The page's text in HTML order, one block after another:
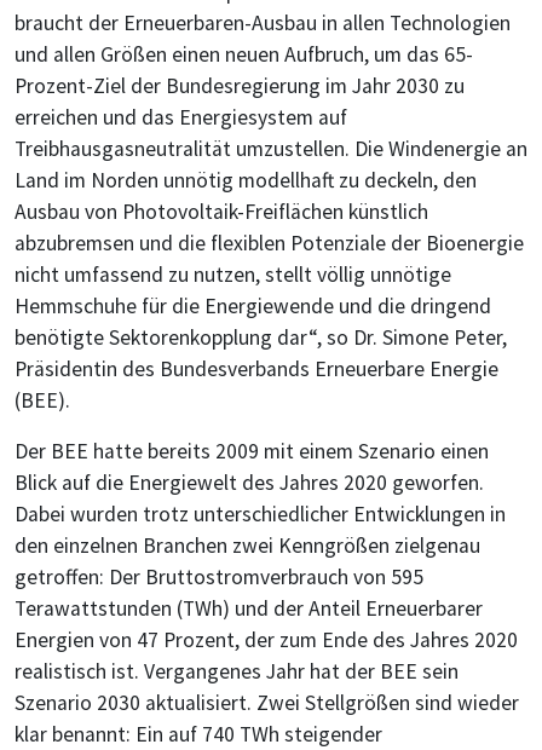
braucht der Erneuerbaren-Ausbau in allen Technologien
und allen Größen einen neuen Aufbruch, um das 65-
Prozent-Ziel der Bundesregierung im Jahr 2030 zu
erreichen und das Energiesystem auf
Treibhausgasneutralität umzustellen. Die Windenergie an
Land im Norden unnötig modellhaft zu deckeln, den
Ausbau von Photovoltaik-Freiflächen künstlich
abzubremsen und die flexiblen Potenziale der Bioenergie
nicht umfassend zu nutzen, stellt völlig unnötige
Hemmschuhe für die Energiewende und die dringend
benötigte Sektorenkopplung dar“, so Dr. Simone Peter,
Präsidentin des Bundesverbands Erneuerbare Energie
(BEE).
Der BEE hatte bereits 2009 mit einem Szenario einen
Blick auf die Energiewelt des Jahres 2020 geworfen.
Dabei wurden trotz unterschiedlicher Entwicklungen in
den einzelnen Branchen zwei Kenngrößen zielgenau
getroffen: Der Bruttostromverbrauch von 595
Terawattstunden (TWh) und der Anteil Erneuerbarer
Energien von 47 Prozent, der zum Ende des Jahres 2020
realistisch ist. Vergangenes Jahr hat der BEE sein
Szenario 2030 aktualisiert. Zwei Stellgrößen sind wieder
klar benannt: Ein auf 740 TWh steigender